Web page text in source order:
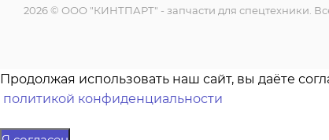
2026 © ООО "КИНТПАРТ" - запчасти для спецтехники.
Продолжая использовать наш сайт, вы даёте
политикой конфиденциальности